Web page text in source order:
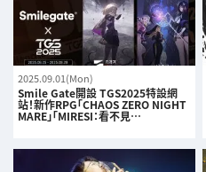
2025.09.01(Mon)
Smile Gate開設 TGS2025特設網
站！新作RPG「CHAOS ZERO NIGHT
MARE」「MIRESI：看不見…